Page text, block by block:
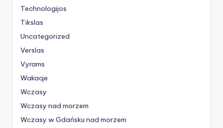
Technologijos
Tikslas
Uncategorized
Verslas
Vyrams
Wakacje
Wczasy
Wczasy nad morzem
Wczasy w Gdańsku nad morzem